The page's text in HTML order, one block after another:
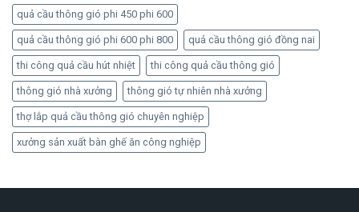
quả cầu thông gió phi 450 phi 600
quả cầu thông gió phi 600 phi 800 quả cầu thông gió đồng nai
thi công quả cầu hút nhiệt thi công quả cầu thông gió
thông gió nhà xưởng thông gió tự nhiên nhà xưởng
thợ lắp quả cầu thông gió chuyên nghiệp
xưởng sản xuất bàn ghế ăn công nghiệp